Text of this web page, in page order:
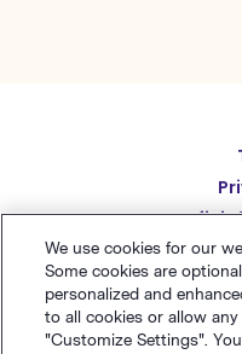
We use cookies for our
Some cookies are
personalized and
to all cookies or allow
"Customize Settings".